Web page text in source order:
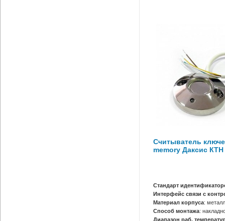
Считыватель
memory Даксис
Стандарт
Интерфейс связи с
Материал корпуса: металл
Способ монтажа:
Диапазон раб.